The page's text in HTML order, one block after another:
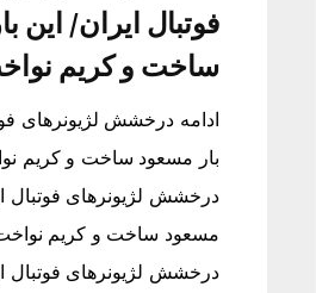
فوتبال ایران/ این
ساخت و کریم
ادامه درخشش لژیونرهای
بار مسعود ساخت و کریم
درخشش لژیونرهای فوتبال
مسعود ساخت و کریم
درخشش لژیونرهای فوتبال